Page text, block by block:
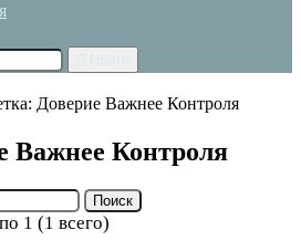
Доверие Важнее Контроля
Важнее Контроля
1 (1 всего)